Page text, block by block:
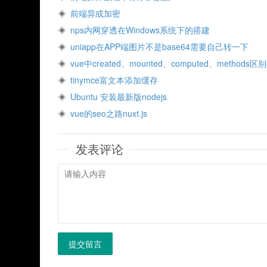
前端异或加密
nps内网穿透在Windows系统下的搭建
uniapp在APP端图片不是base64需要自己转一下
vue中created、mounted、computed、methods区
tinymce富文本添加缓存
Ubuntu 安装最新版nodejs
vue的seo之路nuxt.js
发表评论
提交留言